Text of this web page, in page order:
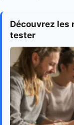
Découvrez les
tester